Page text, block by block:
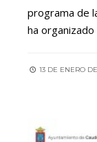
programa de
ha
13 DE ENERO